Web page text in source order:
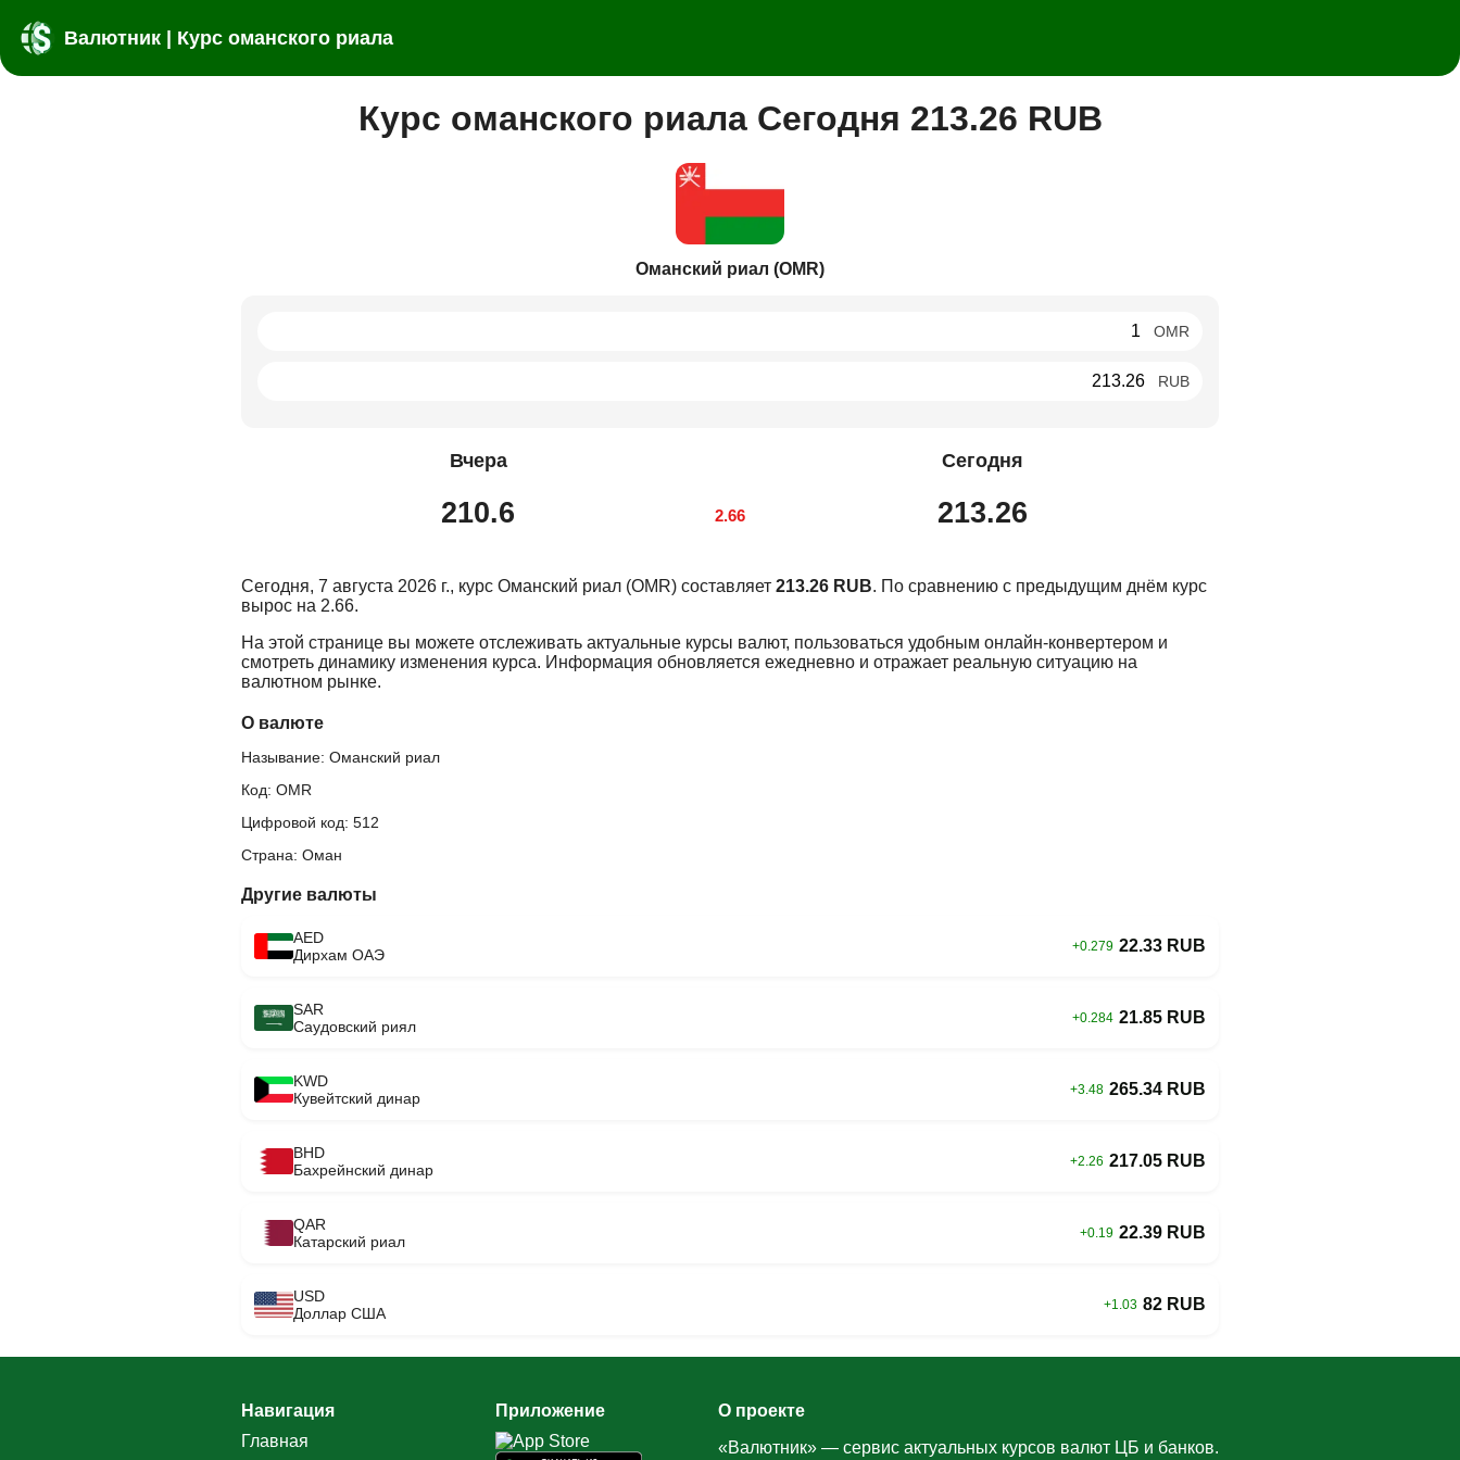
Валютник | Курс оманского риала
Курс оманского риала Сегодня 213.26 RUB
Оманский риал (OMR)
OMR
RUB
Вчера
210.6 2.66
Сегодня
213.26
Сегодня, 7 августа 2026 г., курс Оманский риал (OMR) составляет 213.26 RUB. По сравнению с предыдущим днём курс
вырос на 2.66.
На этой странице вы можете отслеживать актуальные курсы валют, пользоваться удобным онлайн-конвертером и
смотреть динамику изменения курса. Информация обновляется ежедневно и отражает реальную ситуацию на
валютном рынке.
О валюте
Называние: Оманский риал
Код: OMR
Цифровой код: 512
Страна: Оман
Другие валюты
AED
Дирхам ОАЭ
+0.279 22.33 RUB
SAR
Саудовский риял
+0.284 21.85 RUB
KWD
Кувейтский динар
+3.48 265.34 RUB
BHD
Бахрейнский динар
+2.26 217.05 RUB
QAR
Катарский риал
+0.19 22.39 RUB
USD
Доллар США
+1.03 82 RUB
Навигация
Главная
Приложение
О проекте
«Валютник» — сервис актуальных курсов валют ЦБ и банков.